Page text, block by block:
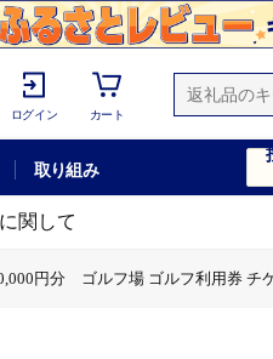
ログイン カート
取り組み
関して
円分 ゴルフ場 ゴルフ利用券 チ